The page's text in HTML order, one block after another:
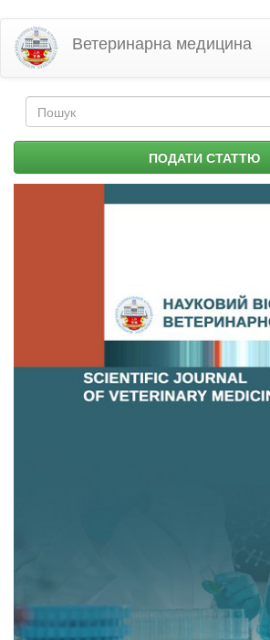
Перейти
основного
матеріалу
Ветеринарна медицина
Пошукова
форма ПОДАТИ СТАТТЮ